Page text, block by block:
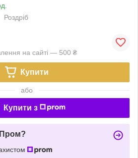
Роздріб
на сайті — 500 ₴
Купити
або
Купити з
Пром?